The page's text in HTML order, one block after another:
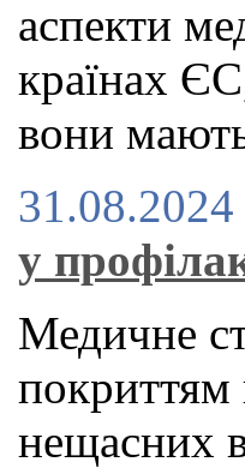
аспекти
країнах
вони
31.08.2024
у
Медичне
покриттям
нещасних